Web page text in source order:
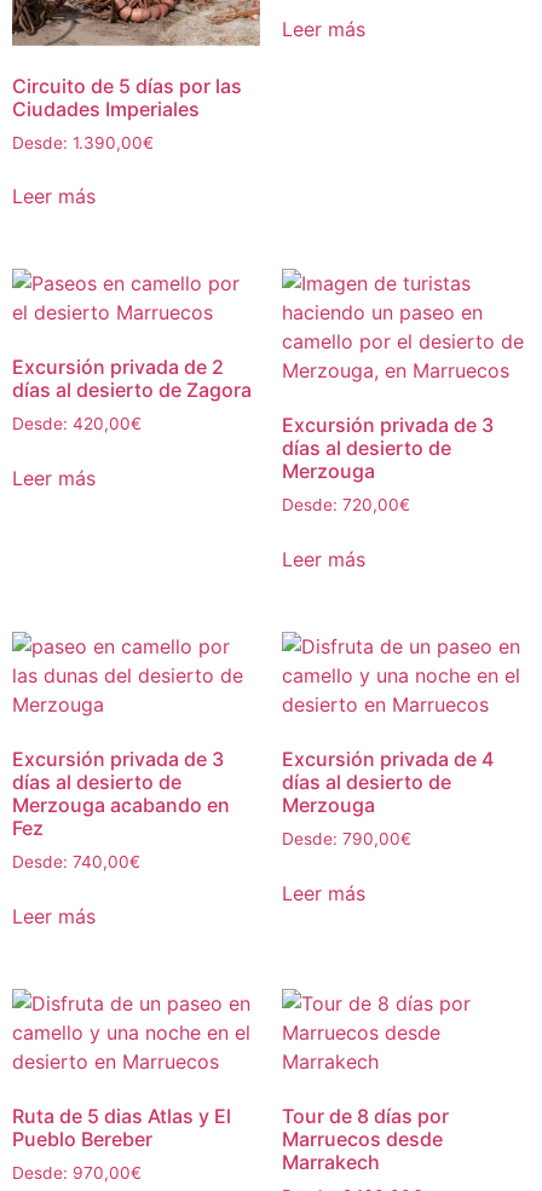
Circuito de 5 días por las
Ciudades Imperiales
Desde: 1.390,00€
Leer más
Leer más
Excursión privada de 2
días al desierto de Zagora
Desde: 420,00€
Leer más
Excursión privada de 3
días al desierto de
Merzouga
Desde: 720,00€
Leer más
Excursión privada de 3
días al desierto de
Merzouga acabando en
Fez
Desde: 740,00€
Leer más
Excursión privada de 4
días al desierto de
Merzouga
Desde: 790,00€
Leer más
Ruta de 5 dias Atlas y El
Pueblo Bereber
Desde: 970,00€
Tour de 8 días por
Marruecos desde
Marrakech